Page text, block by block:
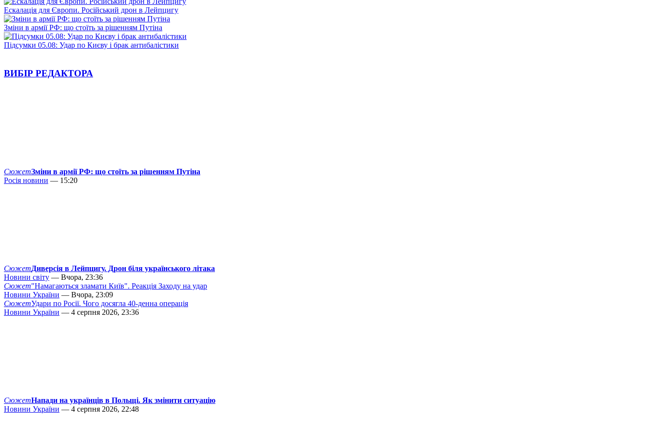
Ескалація для Європи. Російський дрон в Лейпцигу
Зміни в армії РФ: що стоїть за рішенням Путіна
Підсумки 05.08: Удар по Києву і брак антибалістики
ВИБІР РЕДАКТОРА
СюжетЗміни в армії РФ: що стоїть за рішенням Путіна
Росія новини — 15:20
СюжетДиверсія в Лейпцигу. Дрон біля українського літака
Новини світу — Вчора, 23:36
Сюжет"Намагаються зламати Київ". Реакція Заходу на удар
Новини України — Вчора, 23:09
СюжетУдари по Росії. Чого досягла 40-денна операція
Новини України — 4 серпня 2026, 23:36
СюжетНапади на українців в Польщі. Як змінити ситуацію
Новини України — 4 серпня 2026, 22:48